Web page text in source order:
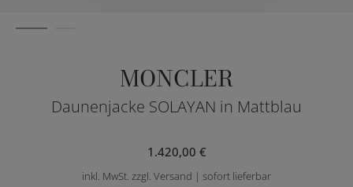
MONCLER
Daunenjacke SOLAYAN in Mattblau
1.420,00 €
inkl. MwSt. zzgl. Versand | sofort lieferbar